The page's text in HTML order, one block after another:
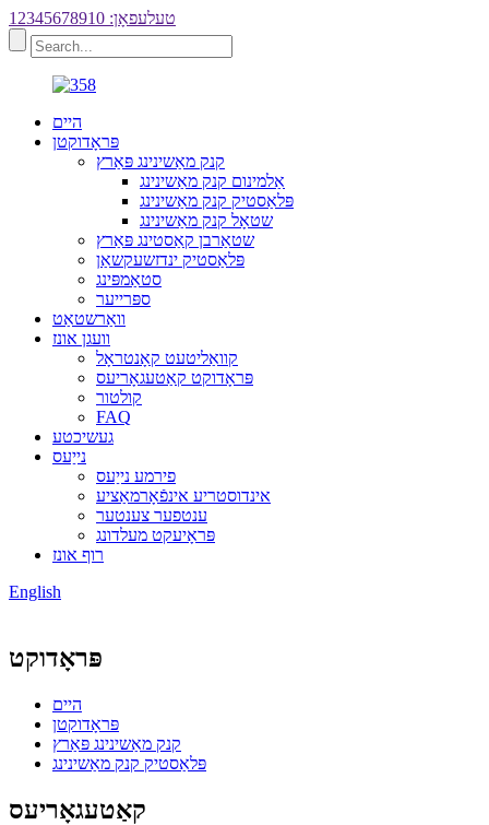
טעלעפאָן: 12345678910
היים
פּראָדוקטן
קנק מאַשינינג פּאַרץ
אַלמינום קנק מאַשינינג
פּלאַסטיק קנק מאַשינינג
שטאָל קנק מאַשינינג
שטאַרבן קאַסטינג פּאַרץ
פּלאַסטיק ינדזשעקשאַן
סטאַמפּינג
ספּרייער
וואַרשטאַט
וועגן אונז
קוואַליטעט קאָנטראָל
פּראָדוקט קאַטעגאָריעס
קולטור
FAQ
געשיכטע
נייַעס
פירמע נייַעס
אינדוסטריע אינפֿאָרמאַציע
ענטפער צענטער
פּראָיעקט מעלדונג
רוף אונז
English
פּראָדוקט
היים
פּראָדוקטן
קנק מאַשינינג פּאַרץ
פּלאַסטיק קנק מאַשינינג
קאַטעגאָריעס